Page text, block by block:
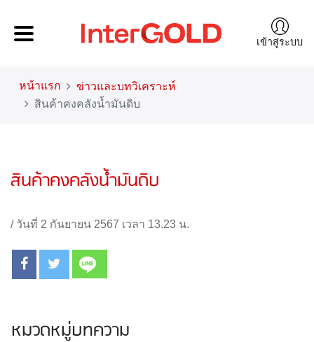
เข้าสู่ระบบ
หน้าแรก
ข่าวและบทวิเคราะห์
สินค้าคงคลังน้ำมันดิบ
สินค้าคงคลังน้ำมันดิบ
/ วันที่ 2 กันยายน 2567 เวลา 13.23 น.
หมวดหมู่บทความ